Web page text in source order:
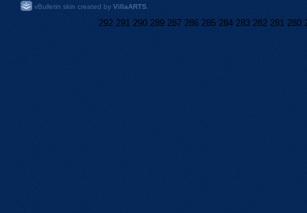
vBulletin skin created by VillaARTS
280
281
282
283
284
285
286
287
289
290
291
292